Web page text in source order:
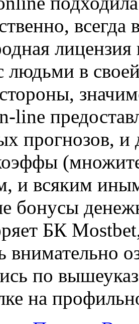
людьми в
line
прогнозов, и
и всяким
бонусы
БК
внимательно
по
на